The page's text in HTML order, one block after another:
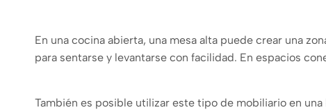
En una cocina abierta, una mesa alta puede crear una
para sentarse y levantarse con facilidad. En espacios
También es posible utilizar este tipo de mobiliario en